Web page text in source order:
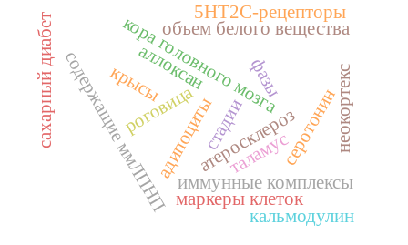
атеросклероз
иммунные комплексы
содержащие ммЛПНПкора головного мозга
таламус
объем белого вещества
сахарный диабет адипоциты
аллоксан фазы
стадии
роговица
маркеры клеток
серотонин
5НТ2С-рецепторы
кальмодулин
крысы неокортекс